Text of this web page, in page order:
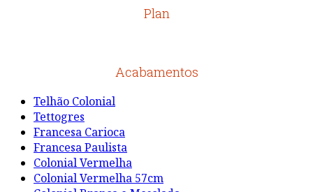
Plan
Acabamentos
Telhão Colonial
Tettogres
Francesa Carioca
Francesa Paulista
Colonial Vermelha
Colonial Vermelha 57cm